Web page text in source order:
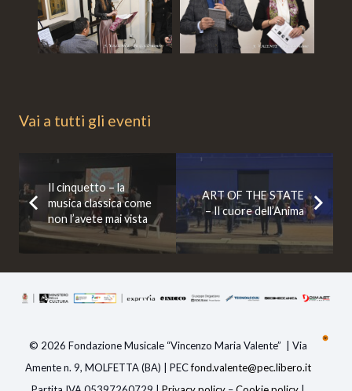
Vai a tutti gli eventi
Il cinquetto – la
musica classica come
non l’avete mai vista
ART OF THE STATE
– Il cuore dell’Anima
© 2026 Fondazione Musicale “Vincenzo Maria Valente” | Via
Amente n. 9, MOLFETTA (BA) | PECfond.valente@pec.libero.it